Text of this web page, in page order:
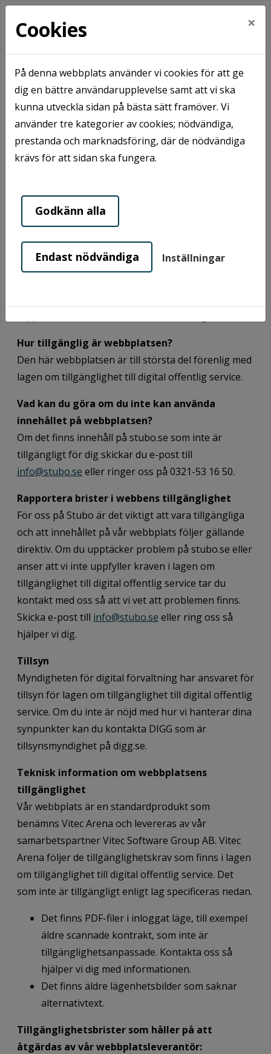
Kundservice
Tillgänglighetsredogörelse stubo.se
Tillgänglighetsredogörels
Stubo AB står bakom den här webbplatsen. Vi vill
att så många som möjligt ska kunna använda den.
På den här sidan beskriver vi hur stubo.se uppfyller
Hur tillgänglig är webbplatsen?
Den här webbplatsen är till största del förenlig med
lagen om tillgänglighet till digital offentlig service.
Vad kan du göra om du inte kan använda
innehållet på webbplatsen?
Om det finns innehåll på stubo.se som inte är
tillgängligt för dig skickar du e-post till
info@stubo.se eller ringer oss på 0321-53 16 50.
Rapportera brister i webbens tillgänglighet
För oss på Stubo är det viktigt att vara tillgängliga
och att innehållet på vår webbplats följer gällande
direktiv. Om du upptäcker problem på stubo.se eller
anser att vi inte uppfyller kraven i lagen om
tillgänglighet till digital offentlig service tar du
kontakt med oss så att vi vet att problemen finns.
Skicka e-post till info@stubo.se eller ring oss så
hjälper vi dig.
Tillsyn
Myndigheten för digital förvaltning har ansvaret för
tillsyn för lagen om tillgänglighet till digital offentlig
service. Om du inte är nöjd med hur vi hanterar dina
synpunkter kan du kontakta DIGG som är
tillsynsmyndighet på digg.se.
Teknisk information om webbplatsens
tillgänglighet
Vår webbplats är en standardprodukt som
benämns Vitec Arena och levereras av vår
samarbetspartner Vitec Software Group AB. Vitec
Arena följer de tillgänglighetskrav som finns i lagen
om tillgänglighet till digital offentlig service. Det
som inte är tillgängligt enligt lag specificeras nedan.
Det finns PDF-filer i inloggat läge, till exempel
äldre scannade kontrakt, som inte är
tillgänglighetsanpassade. Kontakta oss så
hjälper vi dig med informationen.
Det finns äldre lägenhetsbilder som saknar
alternativtext.
Tillgänglighetsbrister som håller på att
åtgärdas av vår webbplatsleverantör:
Cookies ×
På denna webbplats använder vi cookies för att ge
dig en bättre användarupplevelse samt att vi ska
kunna utveckla sidan på bästa sätt framöver. Vi
använder tre kategorier av cookies; nödvändiga,
prestanda och marknadsföring, där de nödvändiga
krävs för att sidan ska fungera.
Godkänn alla
Endast nödvändiga Inställningar